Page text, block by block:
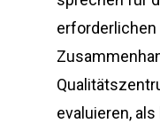
evaluieren,